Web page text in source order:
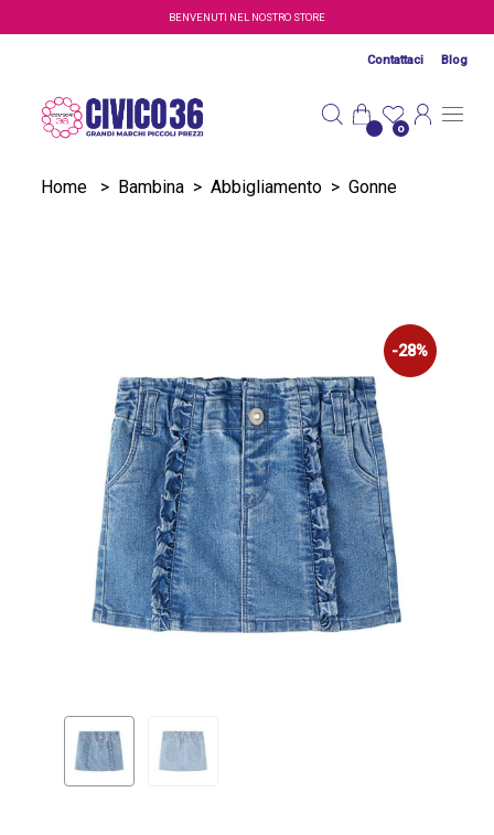
Salta al contenuto principaleBENVENUTI NEL NOSTRO STORE
Contattaci Blog
0
Home > Bambina > Abbigliamento > Gonne
-28%